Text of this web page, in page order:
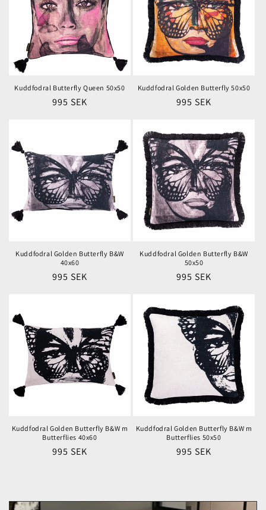
Kuddfodral Butterfly Queen 50x50
Ordinarie
995 SEK
Kuddfodral Golden Butterfly 50x50
Ordinarie
995 SEK
Kuddfodral Golden Butterfly B&W
40x60
Ordinarie
995 SEK
Kuddfodral Golden Butterfly B&W
50x50
Ordinarie
995 SEK
Kuddfodral Golden Butterfly B&W m
Butterflies 40x60
Ordinarie
995 SEK
Kuddfodral Golden Butterfly B&W m
Butterflies 50x50
Ordinarie
995 SEK